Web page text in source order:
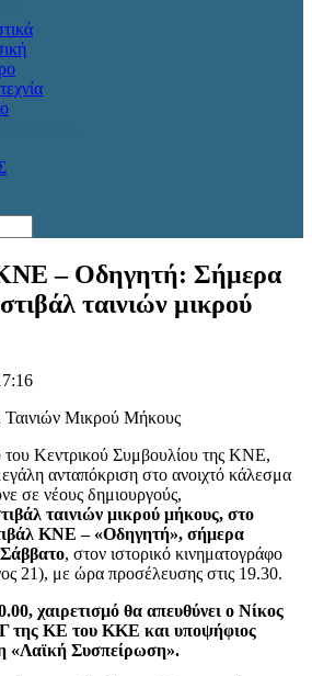
– Οδηγητή: Σήμερα
ταινιών μικρού
Κεντρικού Συμβουλίου της ΚΝΕ,
ανταπόκριση στο ανοιχτό κάλεσμα
σε νέους δημιουργούς,
ταινιών μικρού μήκους, στο
ΚΝΕ – «Οδηγητή», σήμερα
, στον ιστορικό κινηματογράφο
21), με ώρα προσέλευσης στις 19.30.
χαιρετισμό θα απευθύνει ο Νίκος
της ΚΕ του ΚΚΕ και υποψήφιος
«Λαϊκή Συσπείρωση».